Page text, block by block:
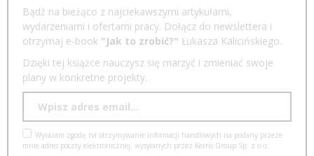
Bądź na bieżąco z najciekawszymi artykułami,
wydarzeniami i ofertami pracy. Dołącz do newslettera i
otrzymaj e-book "Jak to zrobić?" Łukasza Kalicińskiego.
Dzięki tej książce nauczysz się marzyć i zmieniać swoje
plany w konkretne projekty.
Wyrażam zgodę na otrzymywanie informacji handlowych na podany przeze
mnie adres poczty elektronicznej, wysyłanych przez Kerris Group Sp. z o.o.